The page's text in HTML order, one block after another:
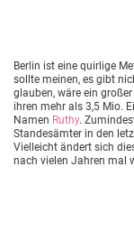
Berlin ist eine quirlige
sollte meinen, es gibt
glauben, wäre ein
ihren mehr als 3,5 Mio.
Namen Ruthy.
Standesämter in den
Vielleicht ändert sich
nach vielen Jahren mal